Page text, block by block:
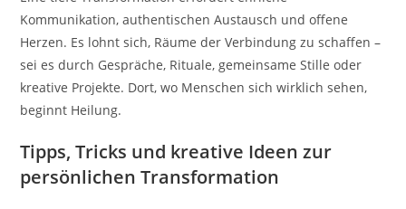
Kommunikation, authentischen Austausch und offene
Herzen. Es lohnt sich, Räume der Verbindung zu schaffen –
sei es durch Gespräche, Rituale, gemeinsame Stille oder
kreative Projekte. Dort, wo Menschen sich wirklich sehen,
beginnt Heilung.
Tipps, Tricks und kreative Ideen zur
persönlichen Transformation